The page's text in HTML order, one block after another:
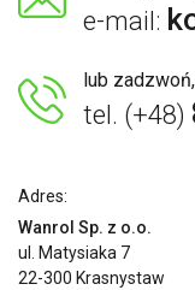
e-mail:
lub
tel. (+48)
Adres:
Wanrol Sp. z o.o.
ul. Matysiaka 7
22-300 Krasnystaw